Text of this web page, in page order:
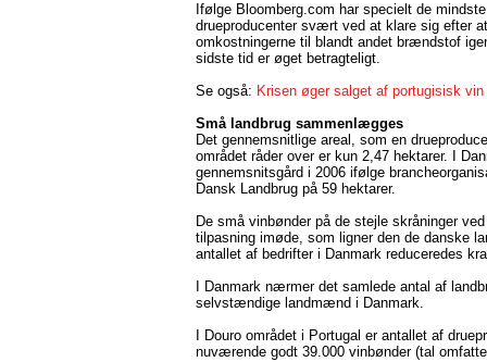
Ifølge Bloomberg.com har specielt de mindste
drueproducenter svært ved at klare sig efter at
omkostningerne til blandt andet brændstof
sidste tid er øget betragteligt.
Se også: Krisen øger salget af portugisisk
Små landbrug sammenlægges
Det gennemsnitlige areal, som en
området råder over er kun 2,47 hektarer. I
gennemsnitsgård i 2006 ifølge
Dansk Landbrug på 59 hektarer.
De små vinbønder på de stejle skråninger
tilpasning imøde, som ligner den de danske
antallet af bedrifter i Danmark reduceredes
I Danmark nærmer det samlede antal af
selvstændige landmænd i Danmark.
I Douro området i Portugal er antallet af
nuværende godt 39.000 vinbønder (tal